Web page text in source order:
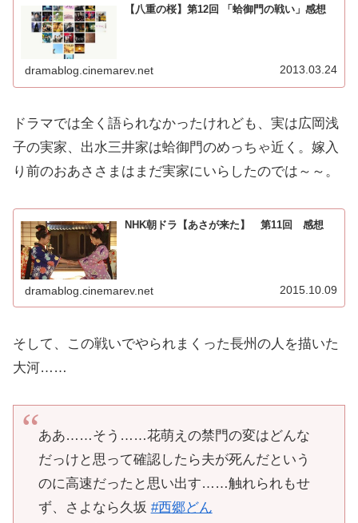
【八重の桜】第12回 「蛤御門の戦い」感想
dramablog.cinemarev.net 2013.03.24
ドラマでは全く語られなかったけれども、実は広岡浅
子の実家、出水三井家は蛤御門のめっちゃ近く。嫁入
り前のおあささまはまだ実家にいらしたのでは～～。
NHK朝ドラ【あさが来た】 第11回 感想
dramablog.cinemarev.net 2015.10.09
そして、この戦いでやられまくった長州の人を描いた
大河……
ああ……そう……花萌えの禁門の変はどんな
だっけと思って確認したら夫が死んだという
のに高速だったと思い出す……触れられもせ
ず、さよなら久坂 #西郷どん